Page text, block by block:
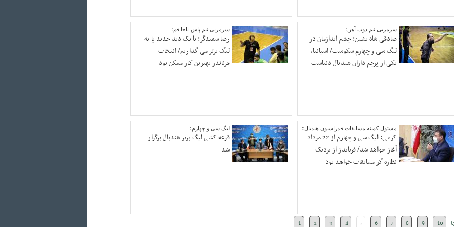
سرمربی تیم ذوب آهن؛
صادقی شاه نشین: چشم اندازمان در
لیگ سی و چهارم سکوست/ اسپانیا،
یکی از پرچم داران هندبال دنیاست
سرمربی تیم پاس ناجا قم؛
رضا سفیدگر: با یک دید جدید پا به
لیگ برتر می گذاریم/ انتخاب
فرناندز بهترین کار ممکن بود
مسئول کمیته مسابقات فدراسیون هندبال؛
کرمی: لیگ سی و چهارم از 22 مرداد
آغاز خواهد شد/ فرناندز از نزدیک
نظاره گر مسابقات خواهد بود
لیگ سی و چهارم؛
قرعه کشی لیگ برتر هندبال برگزار
شد
1 2 3 4 5 6 7 8 9 10